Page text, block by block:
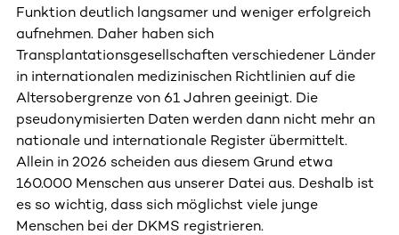
Funktion deutlich langsamer und weniger erfolgreich
aufnehmen. Daher haben sich
Transplantationsgesellschaften verschiedener Länder
in internationalen medizinischen Richtlinien auf die
Altersobergrenze von 61 Jahren geeinigt. Die
pseudonymisierten Daten werden dann nicht mehr an
nationale und internationale Register übermittelt.
Allein in 2026 scheiden aus diesem Grund etwa
160.000 Menschen aus unserer Datei aus. Deshalb ist
es so wichtig, dass sich möglichst viele junge
Menschen bei der DKMS registrieren.